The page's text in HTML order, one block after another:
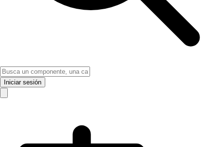
Iniciar sesión